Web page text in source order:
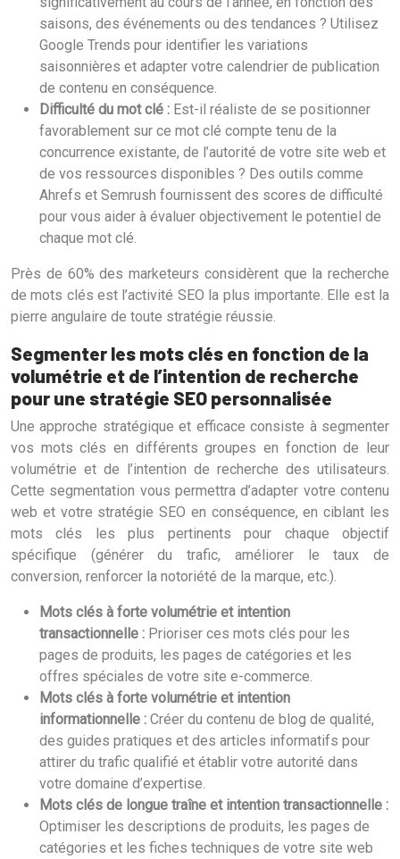
saisons, des événements ou des tendances ? Utilisez
Google Trends pour identifier les variations
saisonnières et adapter votre calendrier de publication
de contenu en conséquence.
Difficulté du mot clé : Est-il réaliste de se positionner
favorablement sur ce mot clé compte tenu de la
concurrence existante, de l’autorité de votre site web et
de vos ressources disponibles ? Des outils comme
Ahrefs et Semrush fournissent des scores de difficulté
pour vous aider à évaluer objectivement le potentiel de
chaque mot clé.
Près de 60% des marketeurs considèrent que la recherche
de mots clés est l’activité SEO la plus importante. Elle est la
pierre angulaire de toute stratégie réussie.
Segmenter les mots clés en fonction de la
volumétrie et de l’intention de recherche
pour une stratégie SEO personnalisée
Une approche stratégique et efficace consiste à segmenter
vos mots clés en différents groupes en fonction de leur
volumétrie et de l’intention de recherche des utilisateurs.
Cette segmentation vous permettra d’adapter votre contenu
web et votre stratégie SEO en conséquence, en ciblant les
mots clés les plus pertinents pour chaque objectif
spécifique (générer du trafic, améliorer le taux de
conversion, renforcer la notoriété de la marque, etc.).
Mots clés à forte volumétrie et intention
transactionnelle : Prioriser ces mots clés pour les
pages de produits, les pages de catégories et les
offres spéciales de votre site e-commerce.
Mots clés à forte volumétrie et intention
informationnelle : Créer du contenu de blog de qualité,
des guides pratiques et des articles informatifs pour
attirer du trafic qualifié et établir votre autorité dans
votre domaine d’expertise.
Mots clés de longue traîne et intention transactionnelle :
Optimiser les descriptions de produits, les pages de
catégories et les fiches techniques de votre site web